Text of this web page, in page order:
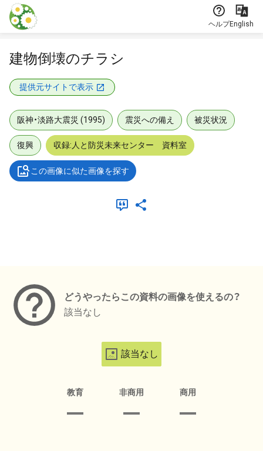
本文に飛ぶ
ヘルプEnglish
建物倒壊のチラシ
提供元サイトで表示
阪神・淡路大震災 (1995) 震災への備え 被災状況
復興 収録:人と防災未来センター 資料室
この画像に似た画像を探す
どうやったらこの資料の画像を使えるの？
該当なし
該当なし
教育 非商用 商用